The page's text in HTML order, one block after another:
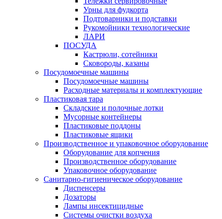
Урны для фудкорта
Подтоварники и подставки
Рукомойники технологические
ЛАРИ
ПОСУДА
Кастрюли, сотейники
Сковороды, казаны
Посудомоечные машины
Посудомоечные машины
Расходные материалы и комплектующие
Пластиковая тара
Складские и полочные лотки
Мусорные контейнеры
Пластиковые поддоны
Пластиковые ящики
Производственное и упаковочное оборудование
Оборудование для копчения
Производственное оборудование
Упаковочное оборудование
Санитарно-гигиеническое оборудование
Диспенсеры
Дозаторы
Лампы инсектицидные
Системы очистки воздуха